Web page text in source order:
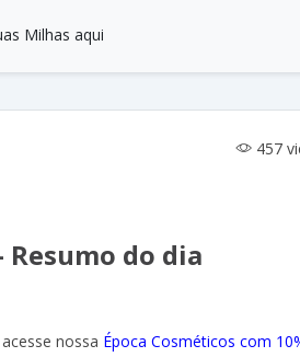
Milhas aqui
457
do dia
nossa Época Cosméticos com